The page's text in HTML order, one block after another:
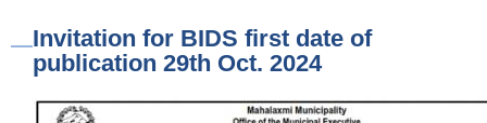
Invitation for BIDS first date of
publication 29th Oct. 2024